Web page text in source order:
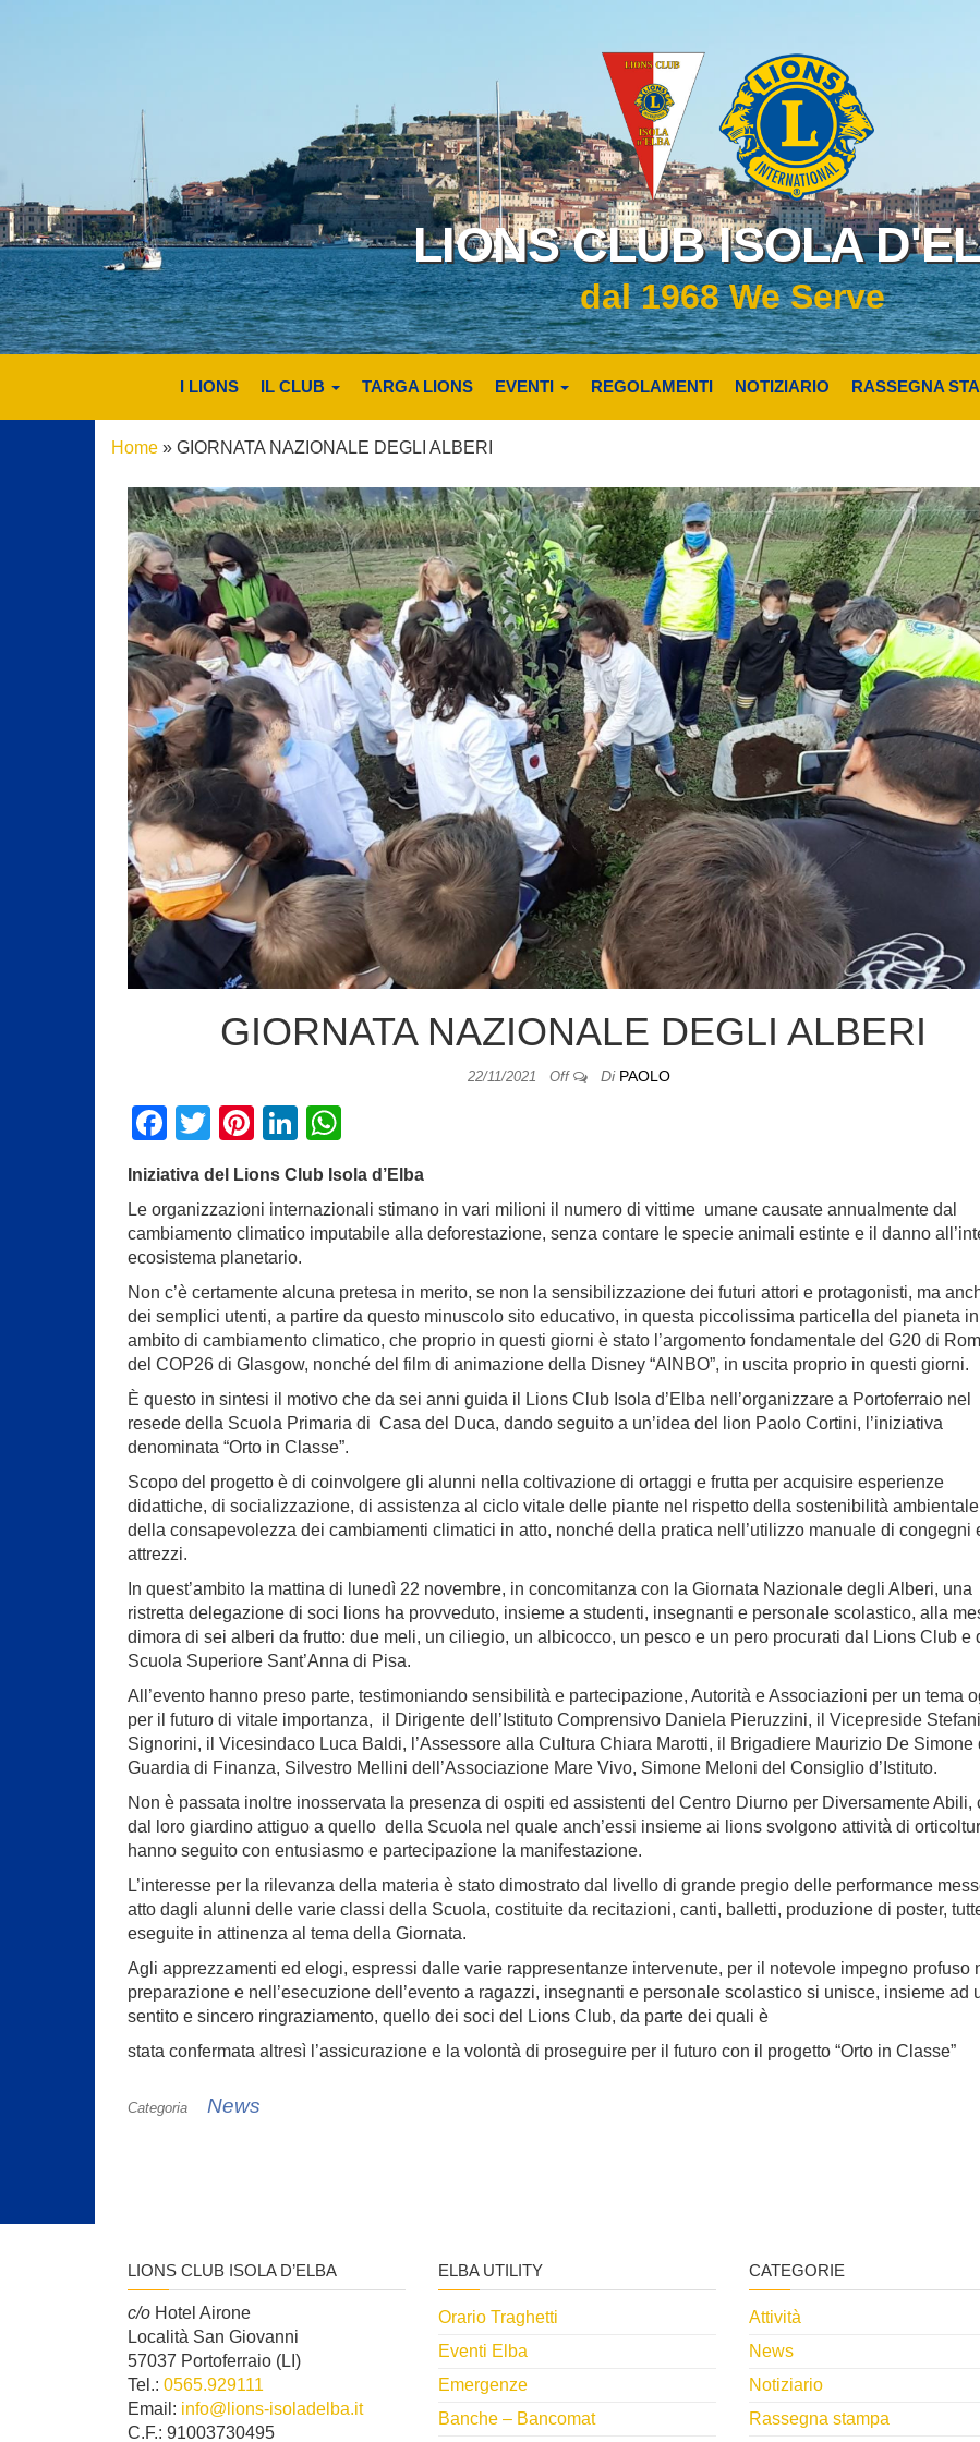
LIONS CLUB ISOLA
dal 1968 We Serve
I LIONS IL CLUB TARGA LIONS EVENTI REGOLAMENTI NOTIZIARIO RASSEGNA
Home » GIORNATA NAZIONALE DEGLI ALBERI
GIORNATA NAZIONALE DEGLI ALBERI
22/11/2021 Off Di PAOLO
F
a
c
e
b
o
o
k
T
wi
tt
er
Pi
er
e
st
Li
n
k
e
dI
n
h
at
s
p
p
Iniziativa del Lions Club Isola d’Elba
Le organizzazioni internazionali stimano in vari milioni il numero di vittime umane causate annualmente dal
cambiamento climatico imputabile alla deforestazione, senza contare le specie animali estinte e il danno
ecosistema planetario.
Non c’è certamente alcuna pretesa in merito, se non la sensibilizzazione dei futuri attori e protagonisti, ma
dei semplici utenti, a partire da questo minuscolo sito educativo, in questa piccolissima particella del pianeta in
ambito di cambiamento climatico, che proprio in questi giorni è stato l’argomento fondamentale del G20 di
del COP26 di Glasgow, nonché del film di animazione della Disney “AINBO”, in uscita proprio in questi giorni.
È questo in sintesi il motivo che da sei anni guida il Lions Club Isola d’Elba nell’organizzare a Portoferraio nel
resede della Scuola Primaria di Casa del Duca, dando seguito a un’idea del lion Paolo Cortini, l’iniziativa
denominata “Orto in Classe”.
Scopo del progetto è di coinvolgere gli alunni nella coltivazione di ortaggi e frutta per acquisire esperienze
didattiche, di socializzazione, di assistenza al ciclo vitale delle piante nel rispetto della sostenibilità
della consapevolezza dei cambiamenti climatici in atto, nonché della pratica nell’utilizzo manuale di congegni
attrezzi.
In quest’ambito la mattina di lunedì 22 novembre, in concomitanza con la Giornata Nazionale degli Alberi, una
ristretta delegazione di soci lions ha provveduto, insieme a studenti, insegnanti e personale scolastico, alla
dimora di sei alberi da frutto: due meli, un ciliegio, un albicocco, un pesco e un pero procurati dal Lions Club e
Scuola Superiore Sant’Anna di Pisa.
All’evento hanno preso parte, testimoniando sensibilità e partecipazione, Autorità e Associazioni per un tema
per il futuro di vitale importanza, il Dirigente dell’Istituto Comprensivo Daniela Pieruzzini, il Vicepreside
Signorini, il Vicesindaco Luca Baldi, l’Assessore alla Cultura Chiara Marotti, il Brigadiere Maurizio De Simone
Guardia di Finanza, Silvestro Mellini dell’Associazione Mare Vivo, Simone Meloni del Consiglio d’Istituto.
Non è passata inoltre inosservata la presenza di ospiti ed assistenti del Centro Diurno per Diversamente Abili,
dal loro giardino attiguo a quello della Scuola nel quale anch’essi insieme ai lions svolgono attività di
hanno seguito con entusiasmo e partecipazione la manifestazione.
L’interesse per la rilevanza della materia è stato dimostrato dal livello di grande pregio delle performance
atto dagli alunni delle varie classi della Scuola, costituite da recitazioni, canti, balletti, produzione di poster,
eseguite in attinenza al tema della Giornata.
Agli apprezzamenti ed elogi, espressi dalle varie rappresentanze intervenute, per il notevole impegno profuso
preparazione e nell’esecuzione dell’evento a ragazzi, insegnanti e personale scolastico si unisce, insieme ad
sentito e sincero ringraziamento, quello dei soci del Lions Club, da parte dei quali è
stata confermata altresì l’assicurazione e la volontà di proseguire per il futuro con il progetto “Orto in Classe”
Categoria News
LIONS CLUB ISOLA D’ELBA
c/o Hotel Airone
Località San Giovanni
57037 Portoferraio (LI)
Tel.: 0565.929111
Email: info@lions-isoladelba.it
C.F.: 91003730495
ELBA UTILITY
Orario Traghetti
Eventi Elba
Emergenze
Banche – Bancomat
CATEGORIE
Attività
News
Notiziario
Rassegna stampa